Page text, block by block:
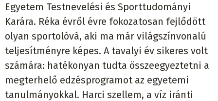
Egyetem Testnevelési és Sporttudományi
Karára. Réka évről évre fokozatosan fejlődött
olyan sportolóvá, aki ma már világszínvonalú
teljesítményre képes. A tavalyi év sikeres volt
számára: hatékonyan tudta összeegyeztetni a
megterhelő edzésprogramot az egyetemi
tanulmányokkal. Harci szellem, a víz iránti